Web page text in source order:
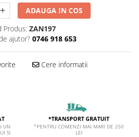
ADAUGA IN COS
Produs: ZAN197
ajutor? 0746 918 653
Cere informatii
UN
SI
*TRANSPORT GRATUIT
*PENTRU COMENZI MAI MARI DE 250
LEI